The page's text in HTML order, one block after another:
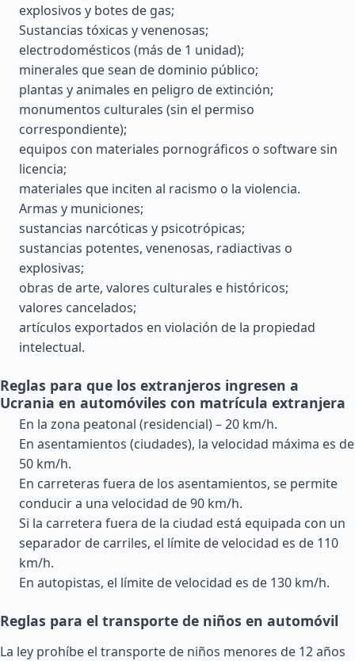
explosivos y botes de gas;
Sustancias tóxicas y venenosas;
electrodomésticos (más de 1 unidad);
minerales que sean de dominio público;
plantas y animales en peligro de extinción;
monumentos culturales (sin el permiso
correspondiente);
equipos con materiales pornográficos o software sin
licencia;
materiales que inciten al racismo o la violencia.
Armas y municiones;
sustancias narcóticas y psicotrópicas;
sustancias potentes, venenosas, radiactivas o
explosivas;
obras de arte, valores culturales e históricos;
valores cancelados;
artículos exportados en violación de la propiedad
intelectual.
Reglas para que los extranjeros ingresen a
Ucrania en automóviles con matrícula extranjera
En la zona peatonal (residencial) – 20 km/h.
En asentamientos (ciudades), la velocidad máxima es de
50 km/h.
En carreteras fuera de los asentamientos, se permite
conducir a una velocidad de 90 km/h.
Si la carretera fuera de la ciudad está equipada con un
separador de carriles, el límite de velocidad es de 110
km/h.
En autopistas, el límite de velocidad es de 130 km/h.
Reglas para el transporte de niños en automóvil
La ley prohíbe el transporte de niños menores de 12 años